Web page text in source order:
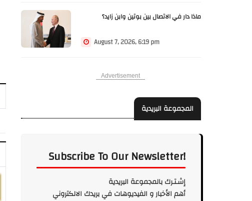
ماذا دار في الاتصال بين بوتين وابن زايد؟
August 7, 2026, 6:19 pm
Advertisement
المجموعة البريدية
Subscribe To Our Newsletter!
إشـتـرك بالمجموعة البريدية
أهم الأخبار و الفيديوهات في بريدك الالكتروني